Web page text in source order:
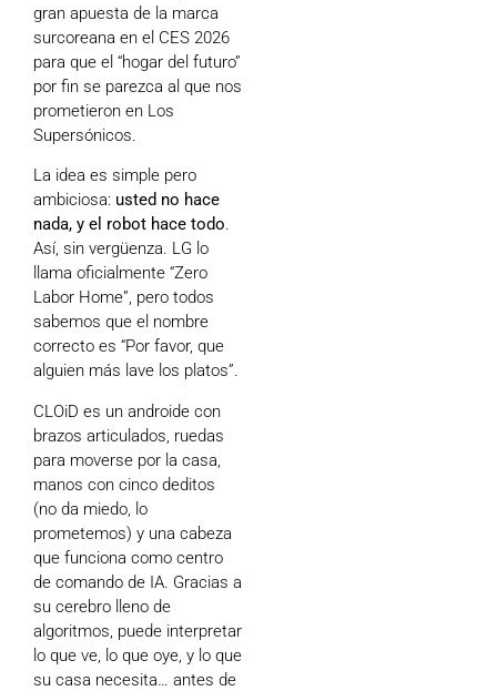
gran apuesta de la marca
surcoreana en el CES 2026
para que el “hogar del futuro”
por fin se parezca al que nos
prometieron en Los
Supersónicos.
La idea es simple pero
ambiciosa: usted no hace
nada, y el robot hace todo.
Así, sin vergüenza. LG lo
llama oficialmente “Zero
Labor Home”, pero todos
sabemos que el nombre
correcto es “Por favor, que
alguien más lave los platos”.
CLOiD es un androide con
brazos articulados, ruedas
para moverse por la casa,
manos con cinco deditos
(no da miedo, lo
prometemos) y una cabeza
que funciona como centro
de comando de IA. Gracias a
su cerebro lleno de
algoritmos, puede interpretar
lo que ve, lo que oye, y lo que
su casa necesita… antes de